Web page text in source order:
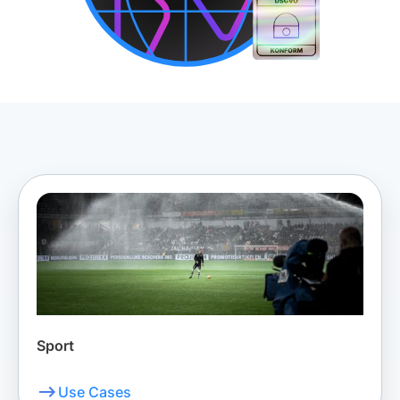
Sport
Use Cases